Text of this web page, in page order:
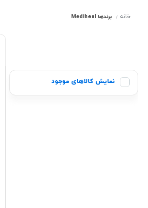
خانه برندها Mediheal
نمایش کالاهای موجود